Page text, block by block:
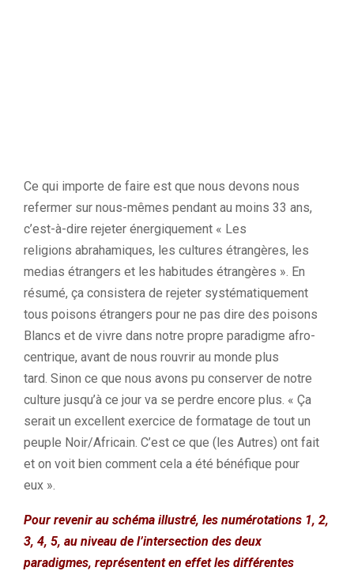
Ce qui importe de faire est que nous devons nous
refermer sur nous-mêmes pendant au moins 33 ans,
c’est-à-dire rejeter énergiquement « Les
religions abrahamiques, les cultures étrangères, les
medias étrangers et les habitudes étrangères ». En
résumé, ça consistera de rejeter systématiquement
tous poisons étrangers pour ne pas dire des poisons
Blancs et de vivre dans notre propre paradigme afro-
centrique, avant de nous rouvrir au monde plus
tard. Sinon ce que nous avons pu conserver de notre
culture jusqu’à ce jour va se perdre encore plus. « Ça
serait un excellent exercice de formatage de tout un
peuple Noir/Africain. C’est ce que (les Autres) ont fait
et on voit bien comment cela a été bénéfique pour
eux ».
Pour revenir au schéma illustré, les numérotations 1, 2,
3, 4, 5, au niveau de l’intersection des deux
paradigmes, représentent en effet les différentes